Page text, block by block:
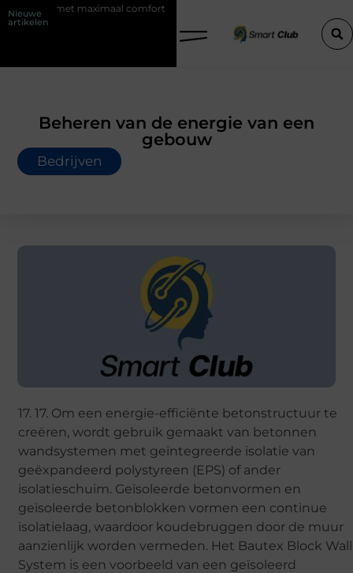
Nieuwe
artikelen
comfort Fysio Bleiswijk: professionele ondersteuning voor een
Beheren van de energie van een
gebouw
Bedrijven
17. 17. Om een energie-efficiënte betonstructuur te
creëren, wordt gebruik gemaakt van betonnen
wandsystemen met geïntegreerde isolatie van
geëxpandeerd polystyreen (EPS) of ander
isolatieschuim. Geïsoleerde betonvormen en
geïsoleerde betonblokken vormen een continue
isolatielaag, waardoor koudebruggen door de muur
aanzienlijk worden vermeden. Het Bautex Block Wall
System is een voorbeeld van een geïsoleerd